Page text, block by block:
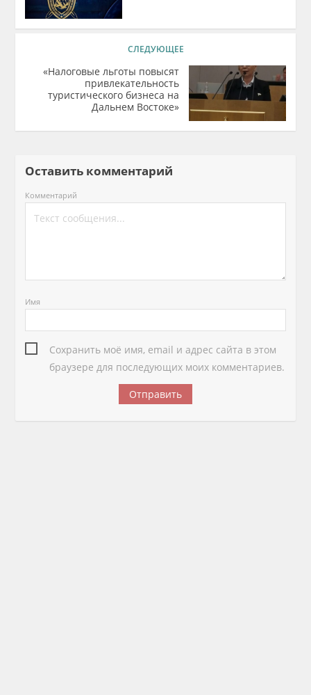
СЛЕДУЮЩЕЕ
«Налоговые льготы повысят
привлекательность
туристического бизнеса на
Дальнем Востоке»
Оставить комментарий
Комментарий
Имя
Сохранить моё имя, email и адрес сайта в этом
браузере для последующих моих комментариев.